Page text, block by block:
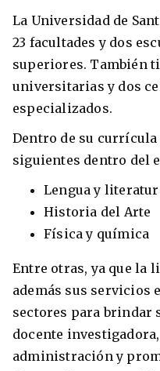
La Universidad de
23 facultades y dos
superiores. También
universitarias y dos
especializados.
Dentro de su
siguientes dentro del
Lengua y
Historia del Arte
Física y química
Entre otras, ya que la
además sus servicios
sectores para brindar
docente
administración y